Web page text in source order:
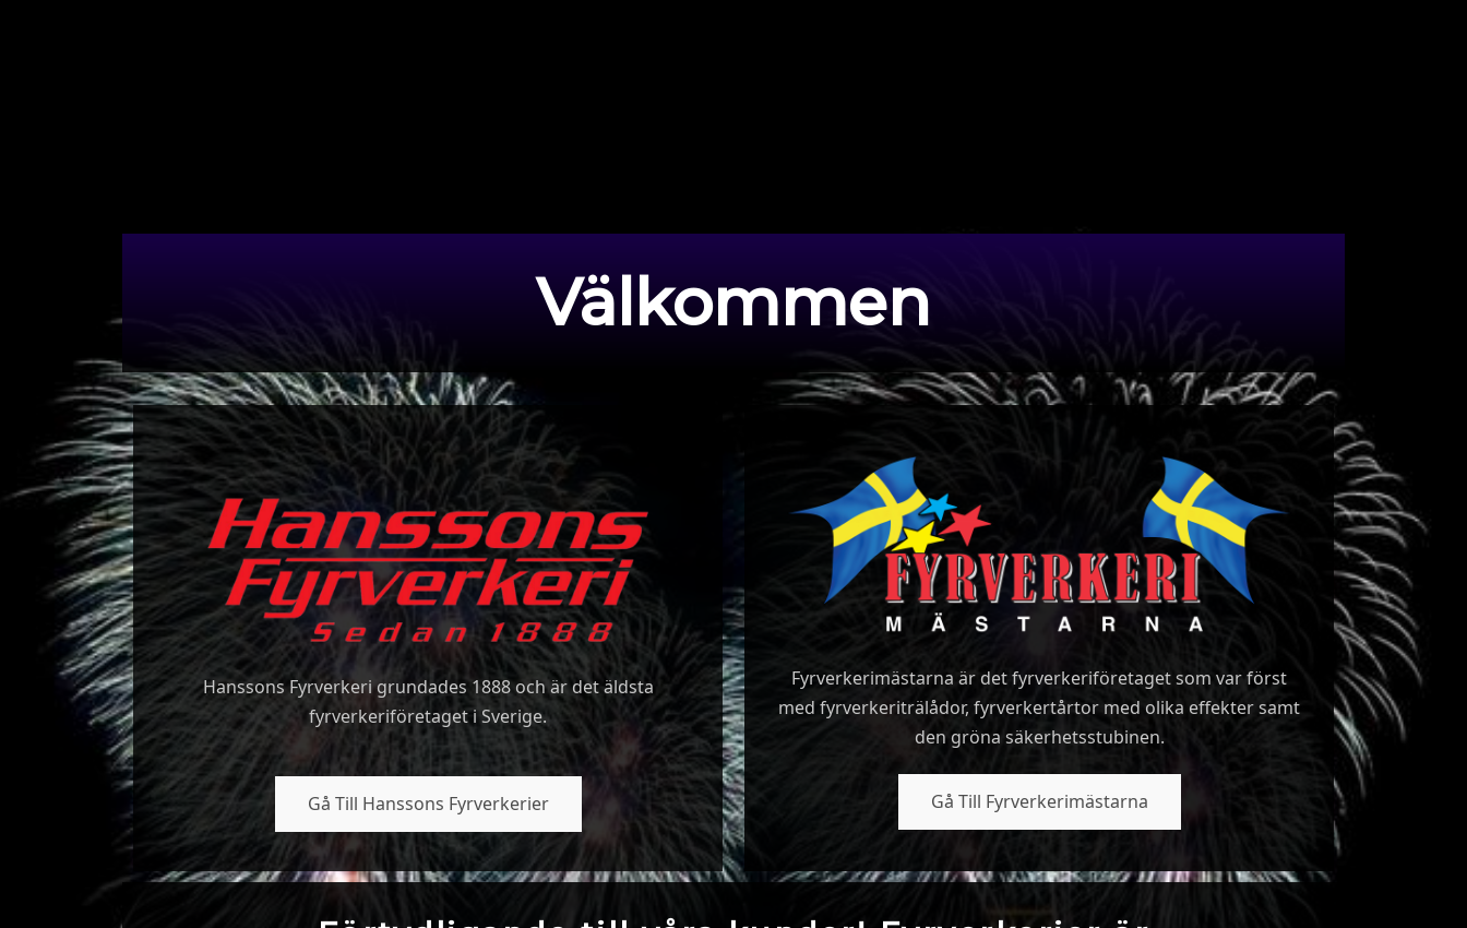
Välkommen
Hanssons Fyrverkeri grundades 1888 och är det äldsta
fyrverkeriföretaget i Sverige.
Gå Till Hanssons Fyrverkerier
Fyrverkerimästarna är det fyrverkeriföretaget som var först
med fyrverkeriträlådor, fyrverkertårtor med olika effekter samt
den gröna säkerhetsstubinen.
Gå Till Fyrverkerimästarna